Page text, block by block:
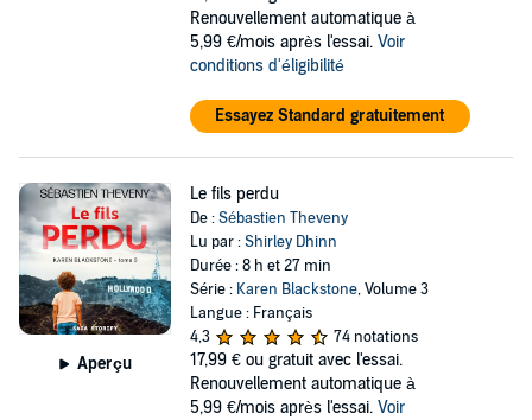
Renouvellement automatique à
5,99 €/mois après l'essai. Voir
conditions d'éligibilité
Essayez Standard gratuitement
Aperçu
Le fils perdu
De :Sébastien Theveny
Lu par :Shirley Dhinn
Durée : 8 h et 27 min
Série : Karen Blackstone, Volume 3
Langue : Français
4,3
74 notations
17,99 € ou gratuit avec l'essai.
Renouvellement automatique à
5,99 €/mois après l'essai. Voir